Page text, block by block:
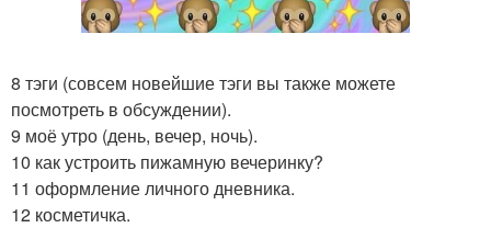
8 тэги (совсем новейшие тэги вы также можете
посмотреть в обсуждении).
9 моё утро (день, вечер, ночь).
10 как устроить пижамную вечеринку?
11 оформление личного дневника.
12 косметичка.